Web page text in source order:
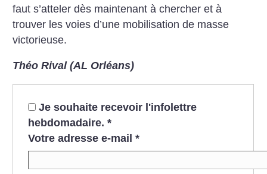
faut s’atteler dès maintenant à chercher et à
trouver les voies d’une mobilisation de masse
victorieuse.
Théo Rival (AL Orléans)
Je souhaite recevoir l'infolettre
hebdomadaire. *
Votre adresse e-mail *